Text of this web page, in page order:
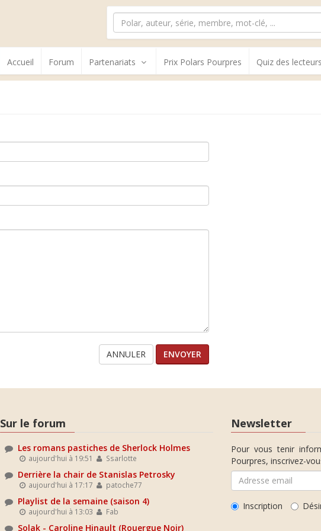
Accueil Forum Partenariats Prix Polars Pourpres Quiz des lecteurs
ANNULER
Sur le forum
Les romans pastiches de Sherlock Holmes
aujourd'hui à 19:51 Ssarlotte
Derrière la chair de Stanislas Petrosky
aujourd'hui à 17:17 patoche77
Playlist de la semaine (saison 4)
aujourd'hui à 13:03 Fab
Solak - Caroline Hinault (Rouergue Noir)
Newsletter
Pour vous tenir
Pourpres, inscrivez-
Inscription